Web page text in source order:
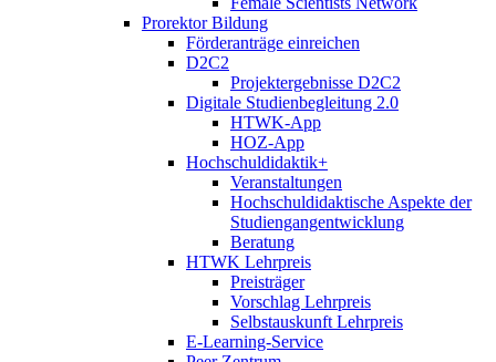
Prorektor Bildung
Förderanträge einreichen
D2C2
Projektergebnisse D2C2
Digitale Studienbegleitung 2.0
HTWK-App
HOZ-App
Hochschuldidaktik+
Veranstaltungen
Hochschuldidaktische Aspekte der
Studiengangentwicklung
Beratung
HTWK Lehrpreis
Preisträger
Vorschlag Lehrpreis
Selbstauskunft Lehrpreis
E-Learning-Service